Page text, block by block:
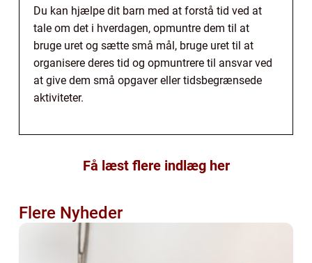
Du kan hjælpe dit barn med at forstå tid ved at
tale om det i hverdagen, opmuntre dem til at
bruge uret og sætte små mål, bruge uret til at
organisere deres tid og opmuntrere til ansvar ved
at give dem små opgaver eller tidsbegrænsede
aktiviteter.
Få læst flere indlæg her
Flere Nyheder